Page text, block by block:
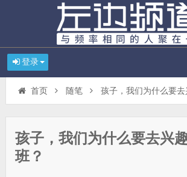
登录
首页 随笔 孩子，我们为什么要去
孩子，我们为什么要去兴
班？